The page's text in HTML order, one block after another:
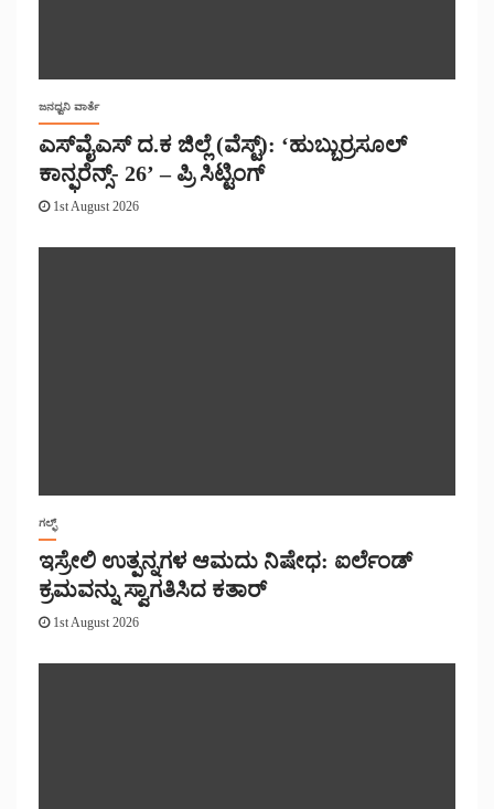
ಜನಧ್ವನಿ ವಾರ್ತೆ
ಎಸ್‌ವೈಎಸ್ ದ.ಕ ಜಿಲ್ಲೆ (ವೆಸ್ಟ್): ‘ಹುಬ್ಬುರ್ರಸೂಲ್
ಕಾನ್ಫರೆನ್ಸ್- 26’ – ಪ್ರಿ ಸಿಟ್ಟಿಂಗ್
1st August 2026
ಗಲ್ಫ್
ಇಸ್ರೇಲಿ ಉತ್ಪನ್ನಗಳ ಆಮದು ನಿಷೇಧ: ಐರ್ಲೆಂಡ್
ಕ್ರಮವನ್ನು ಸ್ವಾಗತಿಸಿದ ಕತಾರ್
1st August 2026